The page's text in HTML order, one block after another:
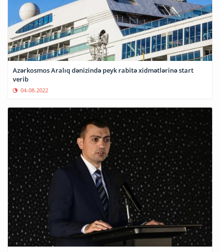
Azərkosmos Aralıq dənizində peyk rabitə xidmətlərinə start
verib
04-08-2022